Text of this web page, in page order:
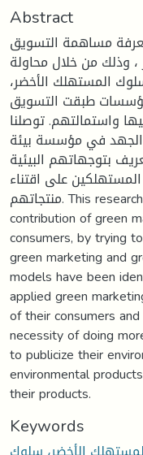
Abstract
مساهمة التسويق
وذلك من خلال محاولة
المستهلك الأخضر،
طبقت التسويق
واستمالتهم. توصلنا
الجهد في مؤسسة بيئة
بتوجهاتهم البيئية
على اقتناء
منتجاتهم. This research paper aimed to know the
contribution of green
consumers, by trying
green marketing and
models have been
applied green
of their consumers
necessity of doing
to publicize their
environmental
their products.
Keywords